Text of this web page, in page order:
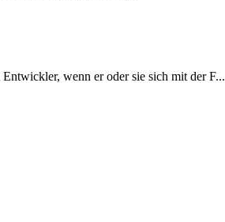
wenn er oder sie sich mit der F...